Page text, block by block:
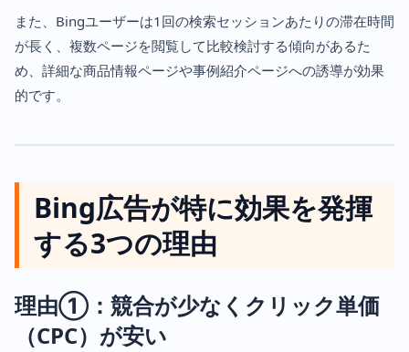
また、Bingユーザーは1回の検索セッションあたりの滞在時間
が長く、複数ページを閲覧して比較検討する傾向があるた
め、詳細な商品情報ページや事例紹介ページへの誘導が効果
的です。
Bing広告が特に効果を発揮
する3つの理由
理由①：競合が少なくクリック単価
（CPC）が安い